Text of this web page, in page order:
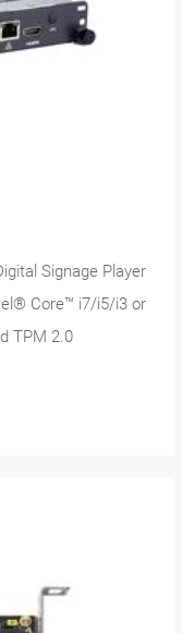
Signage Player
Core™ i7/i5/i3 or
TPM 2.0